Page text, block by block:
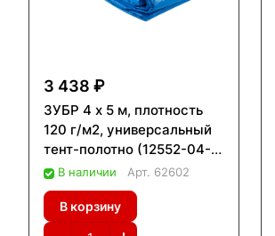
3 438 ₽
ЗУБР 4 х 5 м, плотность
120 г/м2, универсальный
тент-полотно (12552-04-
05)В наличии Арт. 62602
В корзину